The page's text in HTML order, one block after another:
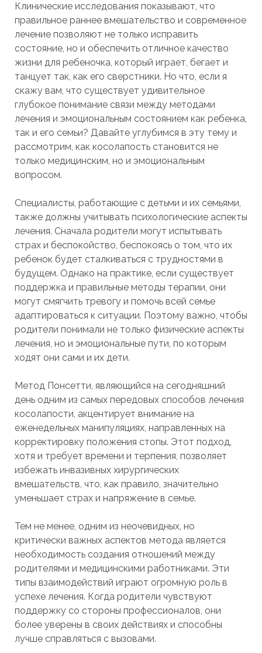
Клинические исследования показывают, что
правильное раннее вмешательство и современное
лечение позволяют не только исправить
состояние, но и обеспечить отличное качество
жизни для ребеночка, который играет, бегает и
танцует так, как его сверстники. Но что, если я
скажу вам, что существует удивительное
глубокое понимание связи между методами
лечения и эмоциональным состоянием как ребенка,
так и его семьи? Давайте углубимся в эту тему и
рассмотрим, как косолапость становится не
только медицинским, но и эмоциональным
вопросом.
Специалисты, работающие с детьми и их семьями,
также должны учитывать психологические аспекты
лечения. Сначала родители могут испытывать
страх и беспокойство, беспокоясь о том, что их
ребенок будет сталкиваться с трудностями в
будущем. Однако на практике, если существует
поддержка и правильные методы терапии, они
могут смягчить тревогу и помочь всей семье
адаптироваться к ситуации. Поэтому важно, чтобы
родители понимали не только физические аспекты
лечения, но и эмоциональные пути, по которым
ходят они сами и их дети.
Метод Понсетти, являющийся на сегодняшний
день одним из самых передовых способов лечения
косолапости, акцентирует внимание на
еженедельных манипуляциях, направленных на
корректировку положения стопы. Этот подход,
хотя и требует времени и терпения, позволяет
избежать инвазивных хирургических
вмешательств, что, как правило, значительно
уменьшает страх и напряжение в семье.
Тем не менее, одним из неочевидных, но
критически важных аспектов метода является
необходимость создания отношений между
родителями и медицинскими работниками. Эти
типы взаимодействий играют огромную роль в
успехе лечения. Когда родители чувствуют
поддержку со стороны профессионалов, они
более уверены в своих действиях и способны
лучше справляться с вызовами.